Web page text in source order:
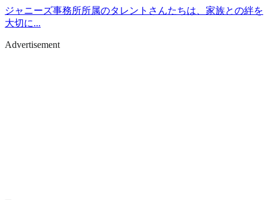
ジャニーズ事務所所属のタレントさんたちは、家族との絆を
大切に...
Advertisement